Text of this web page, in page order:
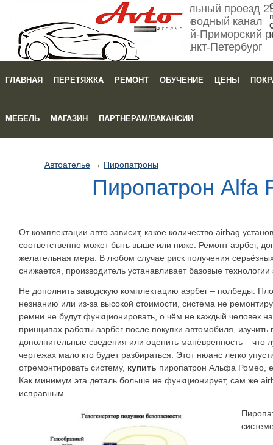
Мебельный проезд
Обводный канал
Кировский-Приморский
Санкт-Петербург
ГЛАВНАЯ ПЕРЕТЯЖКА РЕМОНТ ОБУЧЕНИЕ ЦЕНЫ
МЕБЕЛЬ МАГАЗИН ПАРТНЕРАМ/ВАКАНСИИ
Автоателье → Пиропатроны
Пиропатрон Alfa
От комплектации авто зависит, какое количество airbag
соответственно может быть выше или ниже. Ремонт аэрбег,
желательная мера. В любом случае риск получения
снижается, производитель устанавливает базовые
Не дополнить заводскую комплектацию аэрбег – полбеды.
незнанию или из-за высокой стоимости, система не
ремни не будут функционировать, о чём не каждый человек
принципах работы аэрбег после покупки автомобиля,
дополнительные сведения или оценить манёвренность – что
чертежах мало кто будет разбираться. Этот нюанс легко
отремонтировать систему, купить пиропатрон Альфа Ромео,
Как минимум эта деталь больше не функционирует, сам же
исправным.